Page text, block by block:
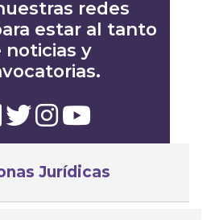
Jurídicas
redes
estar al tanto
noticias y